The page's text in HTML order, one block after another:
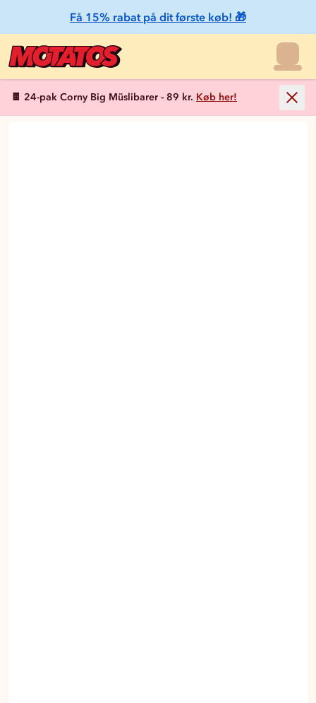
Få 15% rabat på dit første køb! 🎁
🍫 24-pak Corny Big Müslibarer - 89 kr. Køb her!